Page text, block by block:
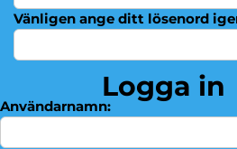
Vänligen ange ditt lösenord
Logga in
Användarnamn:
► Multiplikation
► Troféskåp
► Kontakta oss